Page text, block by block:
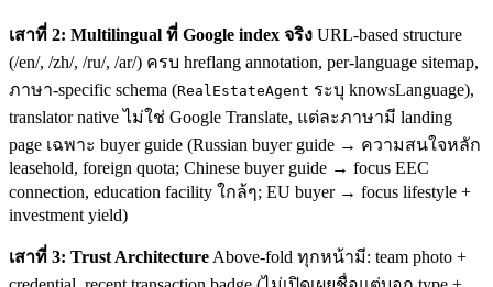
เสาที่ 2: Multilingual ที่ Google index จริง URL-based structure
(/en/, /zh/, /ru/, /ar/) ครบ hreflang annotation, per-language sitemap,
ภาษา-specific schema (RealEstateAgent ระบุ knowsLanguage),
translator native ไม่ใช่ Google Translate, แต่ละภาษามี landing
page เฉพาะ buyer guide (Russian buyer guide → ความสนใจหลัก
leasehold, foreign quota; Chinese buyer guide → focus EEC
connection, education facility ใกล้ๆ; EU buyer → focus lifestyle +
investment yield)
เสาที่ 3: Trust Architecture Above-fold ทุกหน้ามี: team photo +